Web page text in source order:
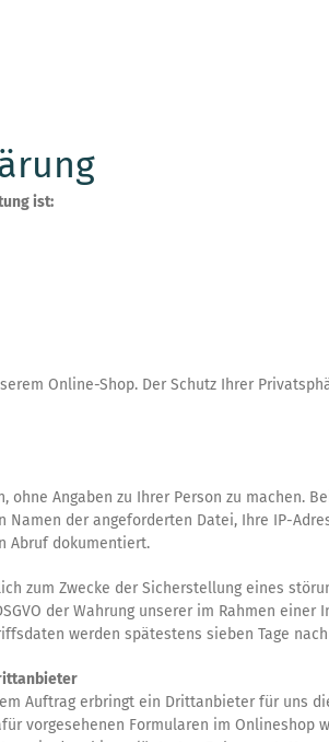
ist:
Online-Shop. Der Schutz Ihrer
ohne Angaben zu Ihrer Person zu
Namen der angeforderten Datei, Ihre IP-
Abruf dokumentiert.
zum Zwecke der Sicherstellung eines
der Wahrung unserer im Rahmen
werden spätestens sieben Tage
Auftrag erbringt ein Drittanbieter für uns
vorgesehenen Formularen im